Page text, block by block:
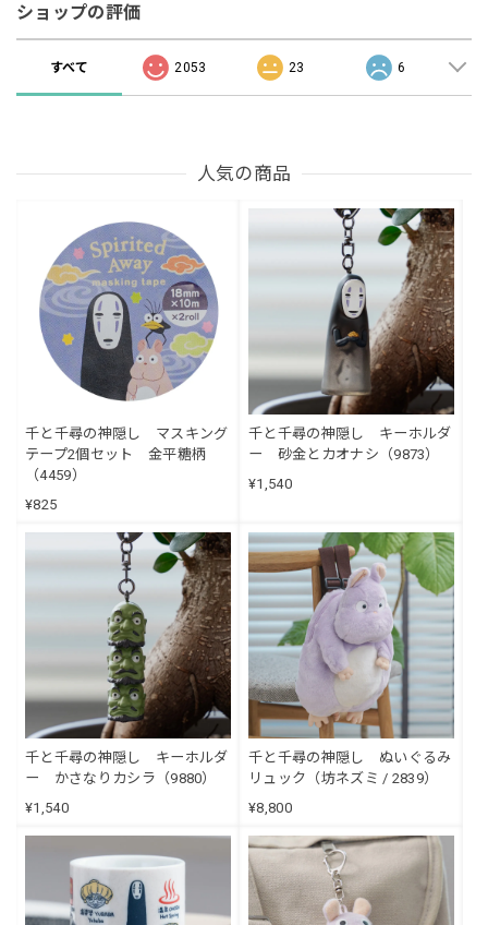
ショップの評価
すべて 2053 23 6
人気の商品
千と千尋の神隠し マスキング
テープ2個セット 金平糖柄
（4459）
¥825
千と千尋の神隠し キーホルダ
ー 砂金とカオナシ（9873）
¥1,540
千と千尋の神隠し キーホルダ
ー かさなりカシラ（9880）
¥1,540
千と千尋の神隠し ぬいぐるみ
リュック（坊ネズミ / 2839）
¥8,800